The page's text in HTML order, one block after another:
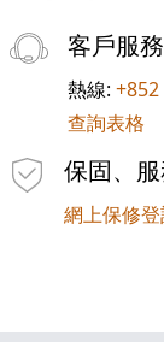
客戶服務
熱線:
查詢表格
保固、
網上保修